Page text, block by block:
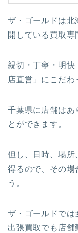
ザ・ゴールドは北
開している買取専
親切・丁寧・明快
店直営」 にこだわ
千葉県に店舗はあ
とができます。
但し、日時、場所
得るので、その場
う。
ザ・ゴールドでは
出張買取でも店舗